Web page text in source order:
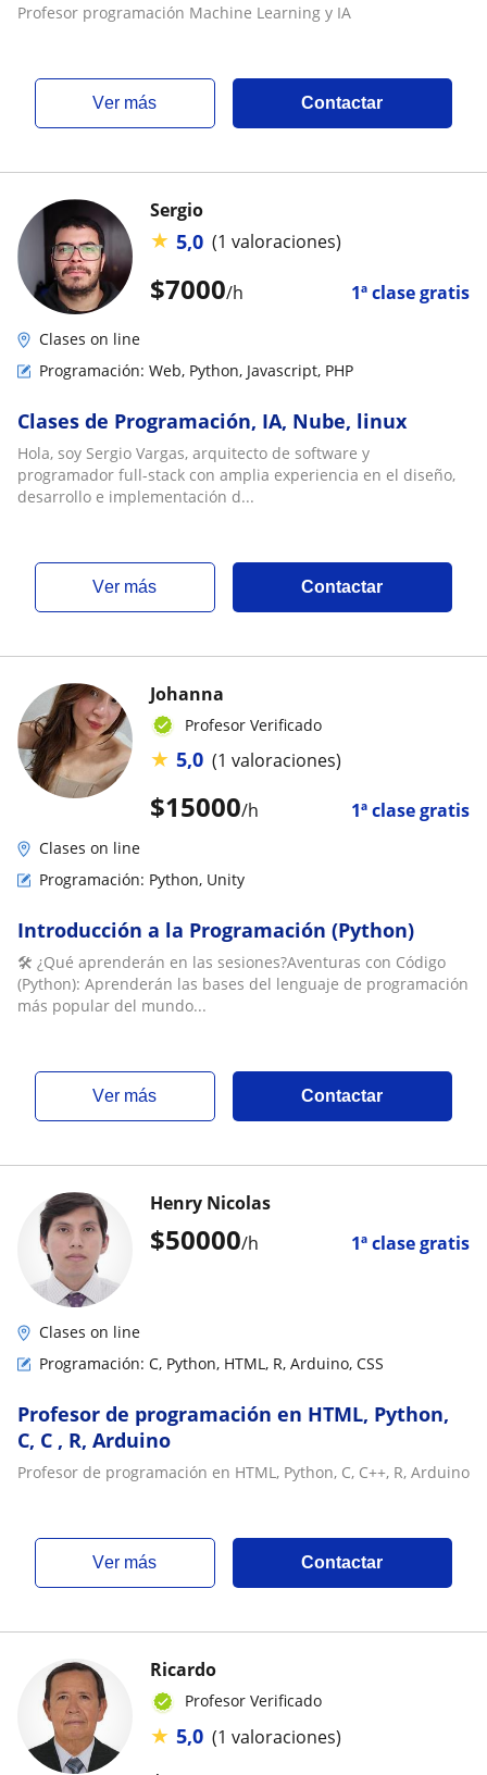
Profesor programación Machine Learning y IA
ver más Contactar
$7000/h 1ª clase gratis
Sergio
★ 5,0 (1 valoraciones)
Clases on line
Programación: Web, Python, Javascript, PHP
Clases de Programación, IA, Nube, linux
Hola, soy Sergio Vargas, arquitecto de software y
programador full-stack con amplia experiencia en el diseño,
desarrollo e implementación d...
ver más Contactar
$15000/h 1ª clase gratis
Johanna
Profesor Verificado
★ 5,0 (1 valoraciones)
Clases on line
Programación: Python, Unity
Introducción a la Programación (Python)
🛠️ ¿Qué aprenderán en las sesiones?Aventuras con Código
(Python): Aprenderán las bases del lenguaje de programación
más popular del mundo...
ver más Contactar
$50000/h 1ª clase gratis
Henry Nicolas
Clases on line
Programación: C, Python, HTML, R, Arduino, CSS
Profesor de programación en HTML, Python,
C, C , R, Arduino
Profesor de programación en HTML, Python, C, C++, R, Arduino
ver más Contactar
Ricardo
Profesor Verificado
★ 5,0 (1 valoraciones)